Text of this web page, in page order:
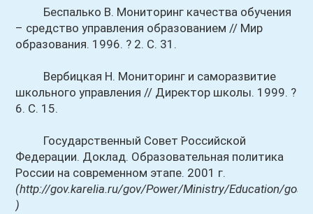
Беспалько В. Мониторинг качества обучения
– средство управления образованием // Мир
образования. 1996. ? 2. С. 31.
Вербицкая Н. Мониторинг и саморазвитие
школьного управления // Директор школы. 1999. ?
6. С. 15.
Государственный Совет Российской
Федерации. Доклад. Образовательная политика
России на современном этапе. 2001 г.
(http://gov.karelia.ru/gov/Power/Ministry/Education/
)